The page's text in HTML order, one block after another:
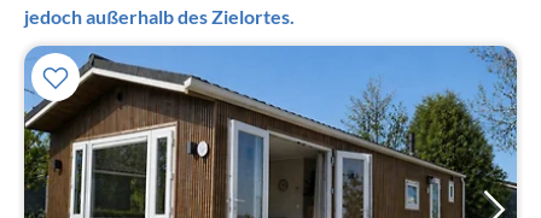
jedoch außerhalb des Zielortes.